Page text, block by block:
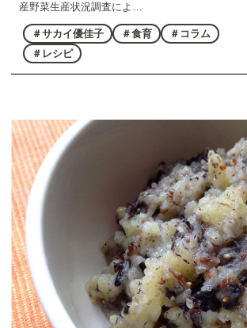
産野菜生産状況調査によ…
＃サカイ優佳子 ＃食育
＃コラム
＃レシピ